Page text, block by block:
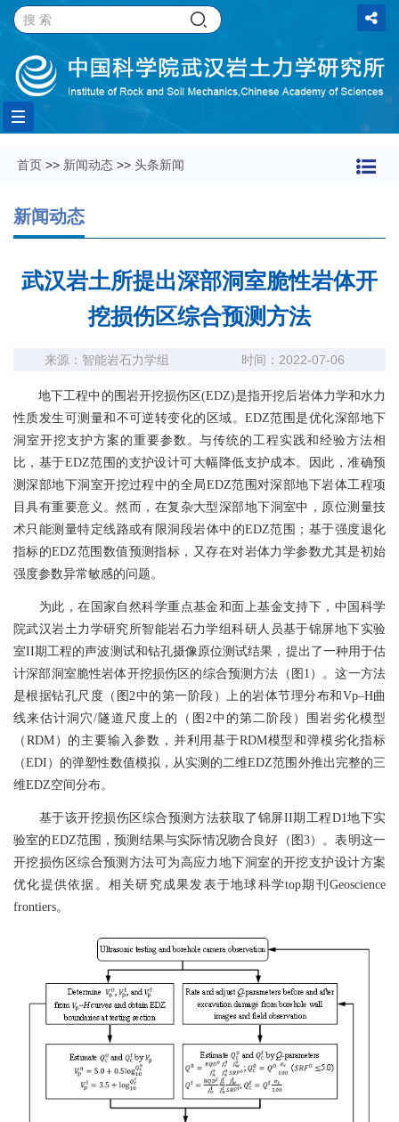
Toggle
navigation
首页 >> 新闻动态 >> 头条新闻
新闻动态
武汉岩土所提出深部洞室脆性岩体开
挖损伤区综合预测方法
来源：智能岩石力学组 时间：2022-07-06
地下工程中的围岩开挖损伤区(EDZ)是指开挖后岩体力学和水力
性质发生可测量和不可逆转变化的区域。EDZ范围是优化深部地下
洞室开挖支护方案的重要参数。与传统的工程实践和经验方法相
比，基于EDZ范围的支护设计可大幅降低支护成本。因此，准确预
测深部地下洞室开挖过程中的全局EDZ范围对深部地下岩体工程项
目具有重要意义。然而，在复杂大型深部地下洞室中，原位测量技
术只能测量特定线路或有限洞段岩体中的EDZ范围；基于强度退化
指标的EDZ范围数值预测指标，又存在对岩体力学参数尤其是初始
强度参数异常敏感的问题。
为此，在国家自然科学重点基金和面上基金支持下，中国科学
院武汉岩土力学研究所智能岩石力学组科研人员基于锦屏地下实验
室II期工程的声波测试和钻孔摄像原位测试结果，提出了一种用于估
计深部洞室脆性岩体开挖损伤区的综合预测方法（图1）。这一方法
是根据钻孔尺度（图2中的第一阶段）上的岩体节理分布和Vp–H曲
线来估计洞穴/隧道尺度上的（图2中的第二阶段）围岩劣化模型
（RDM）的主要输入参数，并利用基于RDM模型和弹模劣化指标
（EDI）的弹塑性数值模拟，从实测的二维EDZ范围外推出完整的三
维EDZ空间分布。
基于该开挖损伤区综合预测方法获取了锦屏II期工程D1地下实
验室的EDZ范围，预测结果与实际情况吻合良好（图3）。表明这一
开挖损伤区综合预测方法可为高应力地下洞室的开挖支护设计方案
优化提供依据。相关研究成果发表于地球科学top期刊Geoscience
frontiers。